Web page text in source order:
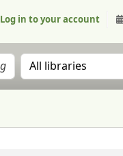
Log in to your account
Search the